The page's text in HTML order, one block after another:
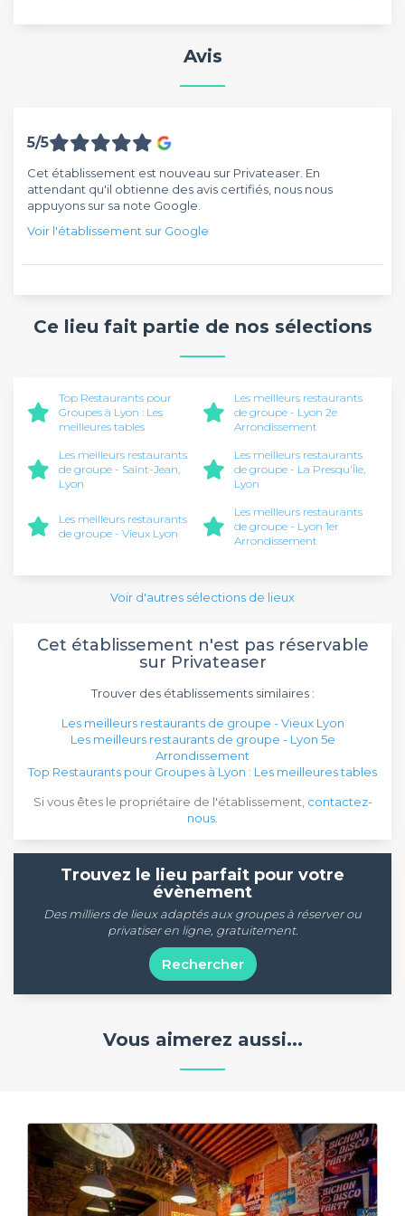
Avis
5/5
Cet établissement est nouveau sur Privateaser. En
attendant qu'il obtienne des avis certifiés, nous nous
appuyons sur sa note Google.
Voir l'établissement sur Google
Ce lieu fait partie de nos sélections
Top Restaurants pour
Groupes à Lyon : Les
meilleures tables
Les meilleurs restaurants
de groupe - Lyon 2e
Arrondissement
Les meilleurs restaurants
de groupe - Saint-Jean,
Lyon
Les meilleurs restaurants
de groupe - La Presqu'Île,
Lyon
Les meilleurs restaurants
de groupe - Vieux Lyon
Les meilleurs restaurants
de groupe - Lyon 1er
Arrondissement
Voir d'autres sélections de lieux
Cet établissement n'est pas réservable
sur Privateaser
Trouver des établissements similaires :
Les meilleurs restaurants de groupe - Vieux Lyon
Les meilleurs restaurants de groupe - Lyon 5e
Arrondissement
Top Restaurants pour Groupes à Lyon : Les meilleures tables
Si vous êtes le propriétaire de l'établissement, contactez-
nous
Trouvez le lieu parfait pour votre
évènement
Des milliers de lieux adaptés aux groupes à réserver ou
privatiser en ligne, gratuitement.
Rechercher
Vous aimerez aussi...